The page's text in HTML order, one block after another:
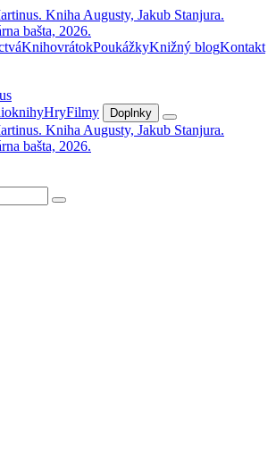
KnihovrátokPoukážkyKnižný blogKontakt
HryFilmy Doplnky